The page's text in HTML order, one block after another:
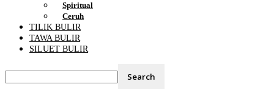
Spiritual
Ceruh
TILIK BULIR
TAWA BULIR
SILUET BULIR